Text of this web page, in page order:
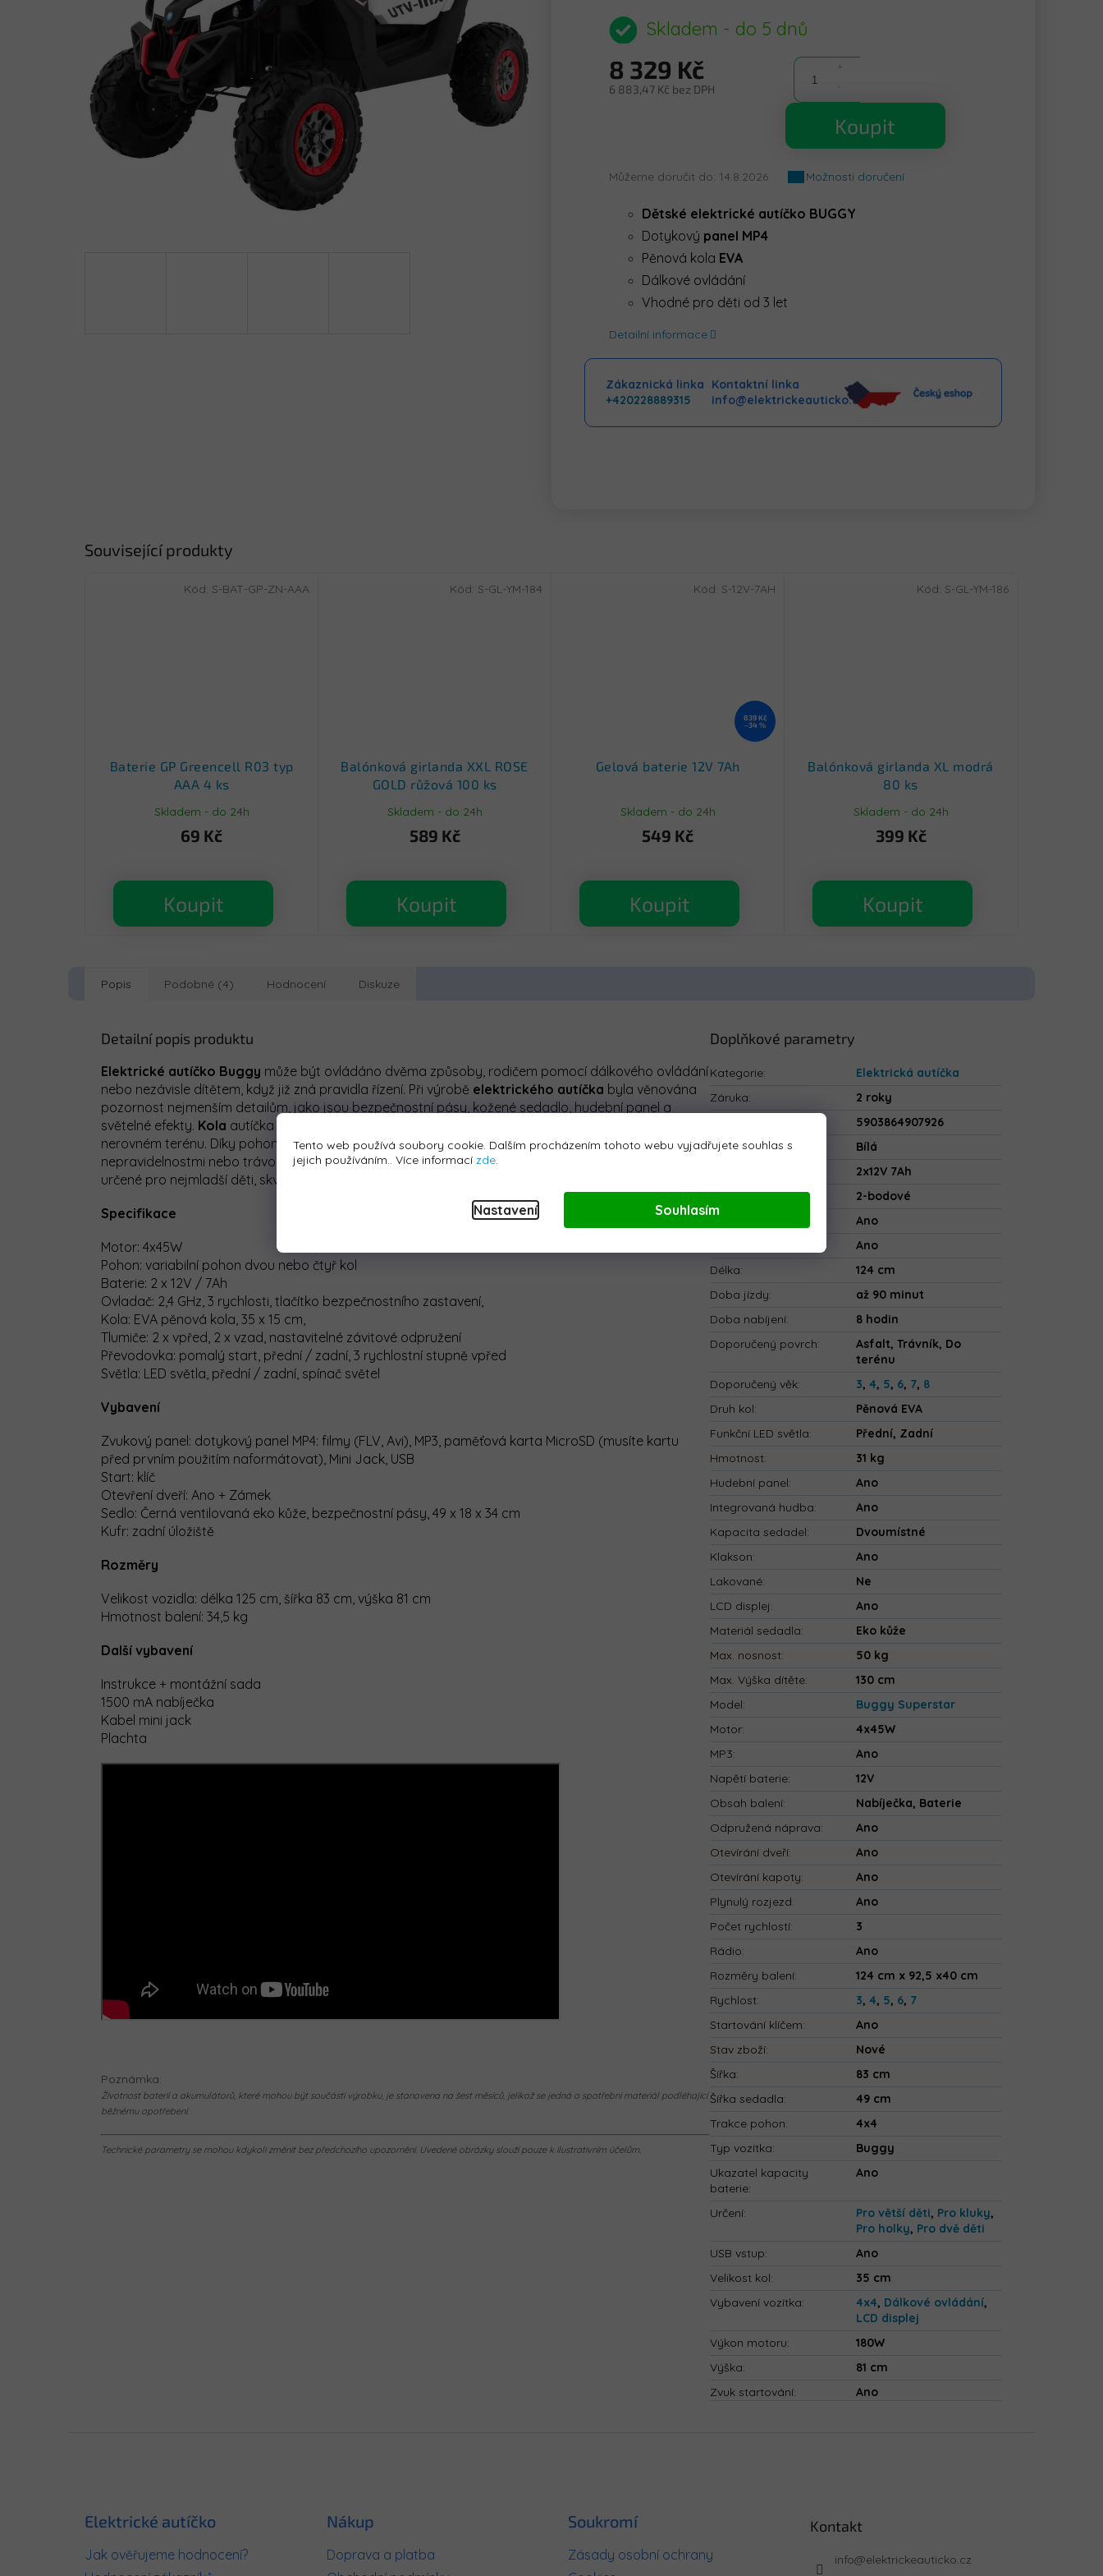
Tento web používá soubory cookie. Dalším procházením tohoto webu vyjadřujete souhlas s
jejich používáním.. Více informací zde.
Nastavení Souhlasím
produktu
je
z
5
Skladem - do 5 dnů
8 329 Kč
6 883,47 Kč bez DPH
Koupit
Můžeme doručit do: 14.8.2026 Možnosti doručení
Dětské elektrické autíčko BUGGY
Dotykový panel MP4
Pěnová kola EVA
Dálkové ovládání
Vhodné pro děti od 3 let
Detailní informace
Zákaznická linka
+420228889315
Kontaktní linka
info@elektrickeauticko.cz
Související produkty
Baterie GP Greencell R03 typ
AAA 4 ks
Skladem - do 24h
69 Kč
Koupit
Kód: S-BAT-GP-ZN-AAA
Balónková girlanda XXL ROSE
GOLD růžová 100 ks
Skladem - do 24h
589 Kč
Koupit
Kód: S-GL-YM-184
839 Kč
–34 %
Gelová baterie 12V 7Ah
Skladem - do 24h
549 Kč
Koupit
Kód: S-12V-7AH
Balónková girlanda XL modrá
80 ks
Skladem - do 24h
399 Kč
Koupit
Kód: S-GL-YM-186
Popis Podobné (4) Hodnocení Diskuze
Detailní popis produktu
Elektrické autíčko Buggy může být ovládáno dvěma způsoby, rodičem pomocí dálkového ovládání
nebo nezávisle dítětem, když již zná pravidla řízení. Při výrobě elektrického autíčka byla věnována
pozornost nejmenším detailům, jako jsou bezpečnostní pásy, kožené sedadlo, hudební panel a
světelné efekty. Kola autíčka jsou vyrobena z měkkého plastu
nerovném terénu. Díky pohonu 4x4 a 3 stupňům rychlosti lze snadno manipulovat s kopci,
nepravidelnostmi nebo trávou. Díky dotykovému panelu MP4 dítě může sledovat filmy. Vozidlo
určené pro nejmladší děti, skvěle funguje jako dárek k narozeninám nebo pro jiné příležitosti.
Specifikace
Motor: 4x45W
Pohon: variabilní pohon dvou nebo čtyř kol
Baterie: 2 x 12V / 7Ah
Ovladač: 2,4 GHz, 3 rychlosti, tlačítko bezpečnostního zastavení,
Kola: EVA pěnová kola, 35 x 15 cm,
Tlumiče: 2 x vpřed, 2 x vzad, nastavitelné závitové odpružení
Převodovka: pomalý start, přední / zadní, 3 rychlostní stupně vpřed
Světla: LED světla, přední / zadní, spínač světel
Vybavení
Zvukový panel: dotykový panel MP4: filmy (FLV, Avi), MP3, paměťová karta MicroSD (musíte kartu
před prvním použitím naformátovat), Mini Jack, USB
Start: klíč
Otevření dveří: Ano + Zámek
Sedlo: Černá ventilovaná eko kůže, bezpečnostní pásy, 49 x 18 x 34 cm
Kufr: zadní úložiště
Rozměry
Velikost vozidla: délka 125 cm, šířka 83 cm, výška 81 cm
Hmotnost balení: 34,5 kg
Další vybavení
Instrukce + montážní sada
1500 mA nabíječka
Kabel mini jack
Plachta
Poznámka:
Životnost baterií a akumulátorů, které mohou být součástí výrobku, je stanovena na šest měsíců, jelikož se jedná o spotřební materiál podléhající
běžnému opotřebení.
Technické parametry se mohou kdykoli změnit bez předchozího upozornění. Uvedené obrázky slouží pouze k ilustrativním účelům.
Doplňkové parametry
Kategorie:
Elektrická autíčka
Záruka:
2 roky
5903864907926
Barva:
Bílá
2x12V 7Ah
Bezpečnostní pásy
2-bodové
Ano
Ano
Délka:
124 cm
Doba jízdy:
až 90 minut
Doba nabíjení:
8 hodin
Doporučený povrch:
Asfalt, Trávník, Do
terénu
Doporučený věk: 3,4, 5, 6, 7, 8
Druh kol:
Pěnová EVA
Funkční LED světla:
Přední, Zadní
Hmotnost:
31 kg
Hudební panel:
Ano
Integrovaná hudba:
Ano
Kapacita sedadel:
Dvoumístné
Klakson:
Ano
Lakované:
Ne
LCD displej:
Ano
Materiál sedadla:
Eko kůže
Max. nosnost:
50 kg
Max. Výška dítěte:
130 cm
Model:
Buggy Superstar
Motor:
4x45W
MP3:
Ano
Napětí baterie:
12V
Obsah balení:
Nabíječka, Baterie
Odpružená náprava:
Ano
Otevírání dveří:
Ano
Otevírání kapoty:
Ano
Plynulý rozjezd:
Ano
Počet rychlostí:
3
Rádio:
Ano
Rozměry balení:
124 cm x 92,5 x40 cm
Rychlost: 3,4, 5, 6, 7
Startování klíčem:
Ano
Stav zboží:
Nové
Šířka:
83 cm
Šířka sedadla:
49 cm
Trakce pohon:
4x4
Typ vozítka:
Buggy
Ukazatel kapacity
baterie:
Ano
Určení: Pro větší děti, Pro kluky,
Pro holky, Pro dvě děti
USB vstup:
Ano
Velikost kol:
35 cm
Vybavení vozítka: 4x4, Dálkové ovládání,
LCD displej
Výkon motoru:
180W
Výška:
81 cm
Zvuk startování: Ano
Elektrické autíčko
Jak ověřujeme hodnocení?
Nákup
Doprava a platba
Soukromí
Zásady osobní ochrany
Kontakt
info@elektrickeauticko.cz